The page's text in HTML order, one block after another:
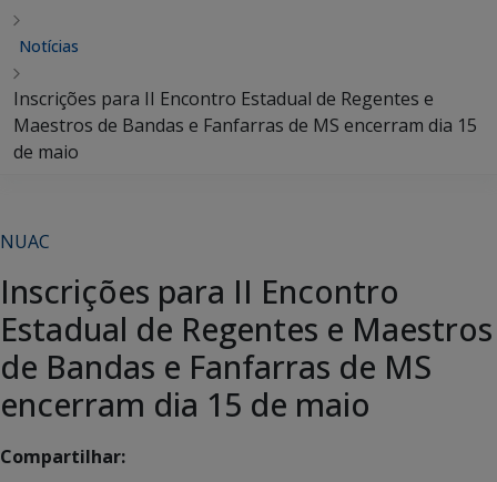
Notícias
Inscrições para II Encontro Estadual de Regentes e
Maestros de Bandas e Fanfarras de MS encerram dia 15
de maio
NUAC
Inscrições para II Encontro
Estadual de Regentes e Maestros
de Bandas e Fanfarras de MS
encerram dia 15 de maio
Compartilhar: